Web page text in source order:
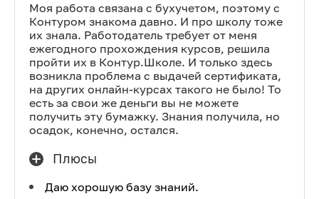
Моя работа связана с бухучетом, поэтому с
Контуром знакома давно. И про школу тоже
их знала. Работодатель требует от меня
ежегодного прохождения курсов, решила
пройти их в Контур.Школе. И только здесь
возникла проблема с выдачей сертификата,
на других онлайн-курсах такого не было! То
есть за свои же деньги вы не можете
получить эту бумажку. Знания получила, но
осадок, конечно, остался.
Плюсы
Даю хорошую базу знаний.